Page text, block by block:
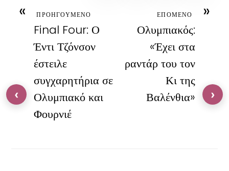
« ΠΡΟΗΓΟΥΜΕΝΟ
Final Four: Ο
Έντι Τζόνσον
έστειλε
συγχαρητήρια σε
Ολυμπιακό και
Φουρνιέ
»
ΕΠΟΜΕΝΟ
Ολυμπιακός:
«Έχει στα
ραντάρ του τον
Κι της
Βαλένθια»
‹ ›